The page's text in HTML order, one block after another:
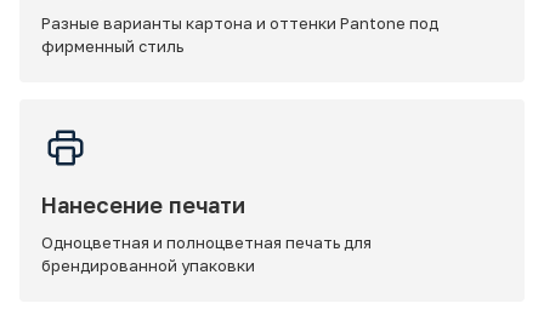
Разные варианты картона и оттенки Pantone под
фирменный стиль
Нанесение печати
Одноцветная и полноцветная печать для
брендированной упаковки